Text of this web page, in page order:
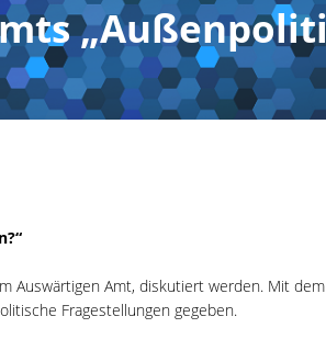
Auswärtigen Amt, diskutiert werden. Mit
Fragestellungen gegeben.